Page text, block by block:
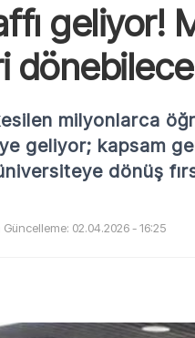
geliyor!
milyonlarca
geliyor; kapsam
dönüş
Güncelleme: 02.04.2026 - 16:25